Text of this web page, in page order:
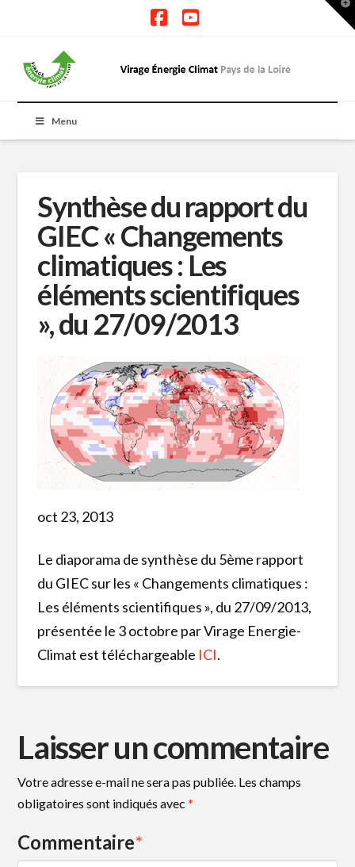
Menu
Synthèse du rapport du
GIEC « Changements
climatiques : Les
éléments scientifiques
», du 27/09/2013
oct 23, 2013
Le diaporama de synthèse du 5ème rapport
du GIEC sur les « Changements climatiques :
Les éléments scientifiques », du 27/09/2013,
présentée le 3 octobre par Virage Energie-
Climat est téléchargeable ICI.
Laisser un commentaire
Votre adresse e-mail ne sera pas publiée. Les champs
obligatoires sont indiqués avec*
Commentaire*